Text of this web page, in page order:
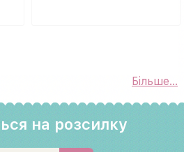
Більше...
на розсилку